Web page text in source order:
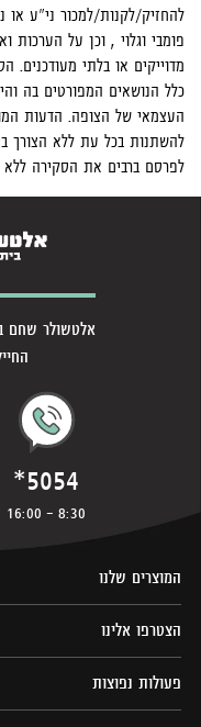
להחזיק/לקנות/למכור ני"ע
פומבי וגלוי , וכן על הערכות
מדוייקים או בלתי מעודכנים.
כלל הנושאים המפורטים בה
העצמאי של הצופה. הדעות
להשתנות בכל עת ללא הצורך
לפרסם ברבים את הסקירה
החייל
*5054
8:30 - 16:00
המוצרים שלנו
הצטרפו אלינו
פעולות נפוצות